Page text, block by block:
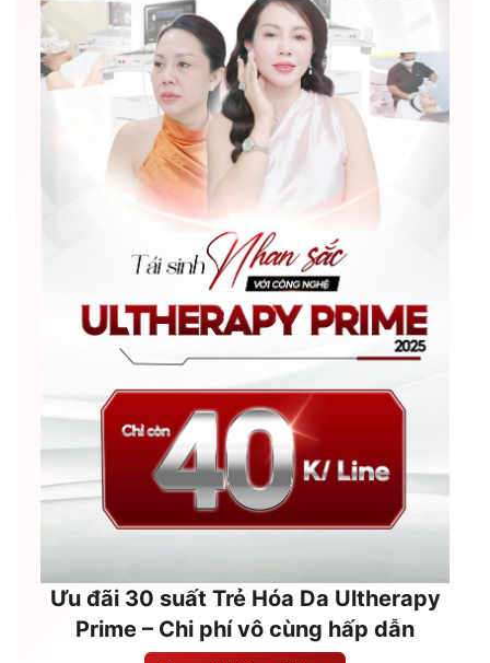
Ưu đãi 30 suất Trẻ Hóa Da Ultherapy
Prime – Chi phí vô cùng hấp dẫn